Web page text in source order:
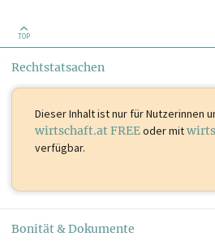
TOP
Rechtstatsachen
Dieser Inhalt istnur für Nutzerinnen
wirtschaft.at FREEoder mit
verfügbar.
Bonität & Dokumente